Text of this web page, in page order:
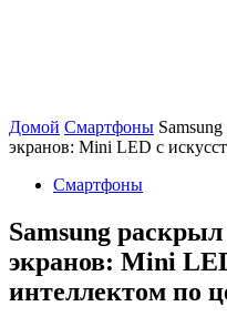
Домой Смартфоны
экранов: Mini LED с
Смартфоны
Samsung
экранов: Mini
интеллектом по